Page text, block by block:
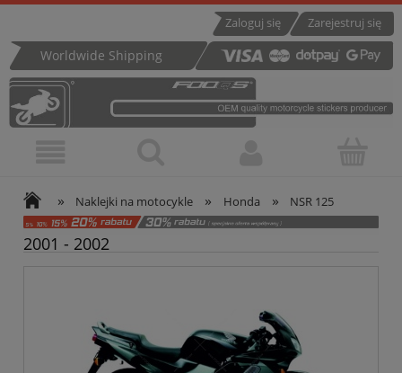
Zarejestruj się
Zaloguj się
Worldwide Shipping
» Naklejki na motocykle » Honda » NSR 125
2001 - 2002